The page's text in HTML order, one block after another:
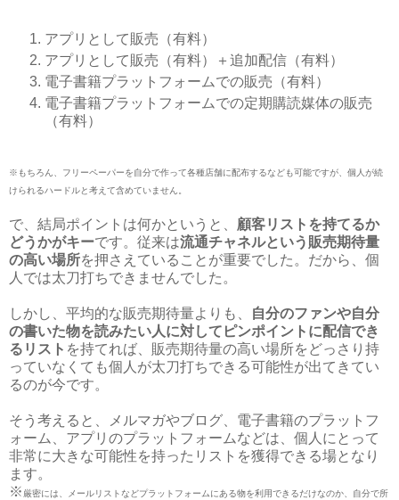
アプリとして販売（有料）
アプリとして販売（有料）＋追加配信（有料）
電子書籍プラットフォームでの販売（有料）
電子書籍プラットフォームでの定期購読媒体の販売
（有料）
※もちろん、フリーペーパーを自分で作って各種店舗に配布するなども可能ですが、個人が続
けられるハードルと考えて含めていません。
で、結局ポイントは何かというと、 顧客リストを持てるか
どうかがキーです。従来は流通チャネルという販売期待量
の高い場所を押さえていることが重要でした。だから、個
人では太刀打ちできませんでした。
しかし、平均的な販売期待量よりも、
自分のファンや自分
の書いた物を読みたい人に対してピンポイントに配信でき
るリスト を持てれば、販売期待量の高い場所をどっさり持
っていなくても個人が太刀打ちできる可能性が出てきてい
るのが今です。
そう考えると、メルマガやブログ、電子書籍のプラットフ
ォーム、アプリのプラットフォームなどは、個人にとって
非常に大きな可能性を持ったリストを獲得できる場となり
ます。
※ 厳密には、メールリストなどプラットフォームにある物を利用できるだけなのか、自分で所